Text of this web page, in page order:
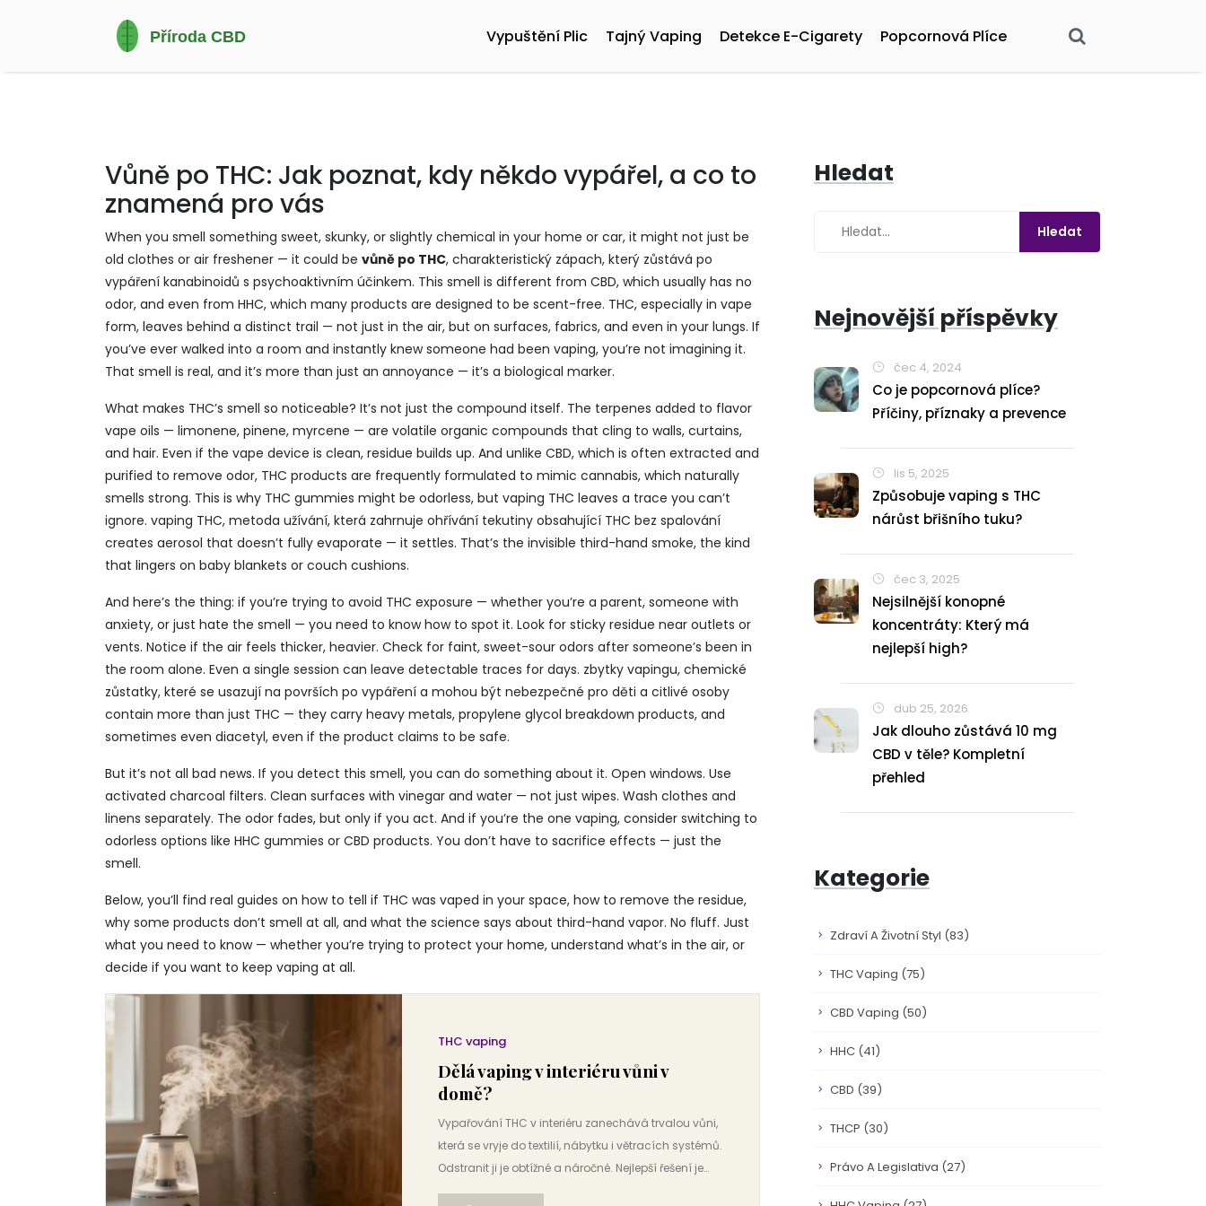
Vypuštění Plic Tajný Vaping Detekce E-Cigarety Popcornová Plíce
Vůně po THC: Jak poznat, kdy někdo vypářel, a co to
znamená pro vás
When you smell something sweet, skunky, or slightly chemical in your home or car, it might not just be
old clothes or air freshener — it could be vůně po THC, charakteristický zápach, který zůstává po
vypáření kanabinoidů s psychoaktivním účinkem. This smell is different from CBD, which usually has no
odor, and even from HHC, which many products are designed to be scent-free. THC, especially in vape
form, leaves behind a distinct trail — not just in the air, but on surfaces, fabrics, and even in your lungs. If
you’ve ever walked into a room and instantly knew someone had been vaping, you’re not imagining it.
That smell is real, and it’s more than just an annoyance — it’s a biological marker.
What makes THC’s smell so noticeable? It’s not just the compound itself. The terpenes added to flavor
vape oils — limonene, pinene, myrcene — are volatile organic compounds that cling to walls, curtains,
and hair. Even if the vape device is clean, residue builds up. And unlike CBD, which is often extracted and
purified to remove odor, THC products are frequently formulated to mimic cannabis, which naturally
smells strong. This is why THC gummies might be odorless, but vaping THC leaves a trace you can’t
ignore. vaping THC, metoda užívání, která zahrnuje ohřívání tekutiny obsahující THC bez spalování
creates aerosol that doesn’t fully evaporate — it settles. That’s the invisible third-hand smoke, the kind
that lingers on baby blankets or couch cushions.
And here’s the thing: if you’re trying to avoid THC exposure — whether you’re a parent, someone with
anxiety, or just hate the smell — you need to know how to spot it. Look for sticky residue near outlets or
vents. Notice if the air feels thicker, heavier. Check for faint, sweet-sour odors after someone’s been in
the room alone. Even a single session can leave detectable traces for days. zbytky vapingu, chemické
zůstatky, které se usazují na površích po vypáření a mohou být nebezpečné pro děti a citlivé osoby
contain more than just THC — they carry heavy metals, propylene glycol breakdown products, and
sometimes even diacetyl, even if the product claims to be safe.
But it’s not all bad news. If you detect this smell, you can do something about it. Open windows. Use
activated charcoal filters. Clean surfaces with vinegar and water — not just wipes. Wash clothes and
linens separately. The odor fades, but only if you act. And if you’re the one vaping, consider switching to
odorless options like HHC gummies or CBD products. You don’t have to sacrifice effects — just the
smell.
Below, you’ll find real guides on how to tell if THC was vaped in your space, how to remove the residue,
why some products don’t smell at all, and what the science says about third-hand vapor. No fluff. Just
what you need to know — whether you’re trying to protect your home, understand what’s in the air, or
decide if you want to keep vaping at all.
THC vaping
Dělá vaping v interiéru vůni v
domě?
Vypařování THC v interiéru zanechává trvalou vůni,
která se vryje do textilií, nábytku i větracích systémů.
Odstranit ji je obtížné a náročné. Nejlepší řešení je
vypařovat venku.
Hledat
Nejnovější příspěvky
čec 4, 2024
Co je popcornová plíce?
Příčiny, příznaky a prevence
lis 5, 2025
Způsobuje vaping s THC
nárůst břišního tuku?
čec 3, 2025
Nejsilnější konopné
koncentráty: Který má
nejlepší high?
dub 25, 2026
Jak dlouho zůstává 10 mg
CBD v těle? Kompletní
přehled
Kategorie
Zdraví A Životní Styl (83)
THC Vaping (75)
CBD Vaping (50)
HHC (41)
CBD (39)
THCP (30)
Právo A Legislativa (27)